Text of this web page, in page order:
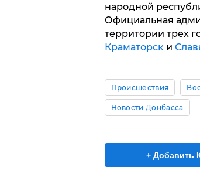
народной
Официальная
территории трех
Краматорск и
Происшествия
Новости Донбасса
+ Добавить